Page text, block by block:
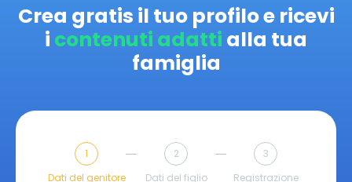
Crea gratis il tuo profilo e ricevi
i contenuti adatti alla tua
famiglia
1
Dati del genitore
2
Dati del figlio
3
Registrazione